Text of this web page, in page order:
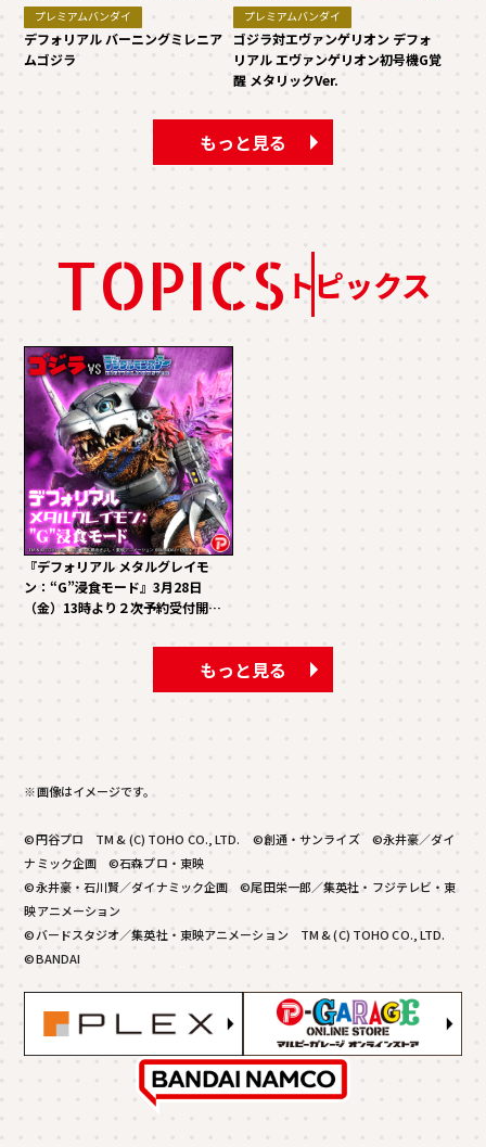
プレミアムバンダイ
デフォリアル バーニングミレニア
ムゴジラ
プレミアムバンダイ
ゴジラ対エヴァンゲリオン デフォ
リアル エヴァンゲリオン初号機G覚
醒 メタリックVer.
もっと見る
TOPICS トピックス
『デフォリアル メタルグレイモ
ン：“G”浸食モード』3月28日
（金）13時より２次予約受付開
もっと見る
※画像はイメージです。
©円谷プロ TM & (C) TOHO CO., LTD. ©創通・サンライズ ©永井豪／ダイ
ナミック企画 ©石森プロ・東映
©永井豪・石川賢／ダイナミック企画 ©尾田栄一郎／集英社・フジテレビ・東
映アニメーション
©バードスタジオ／集英社・東映アニメーション TM & (C) TOHO CO., LTD.
©BANDAI